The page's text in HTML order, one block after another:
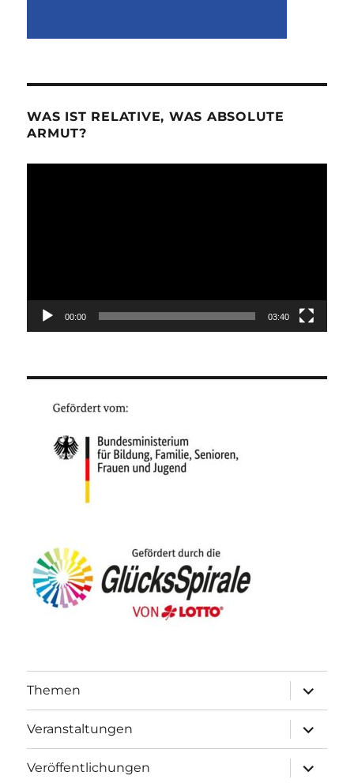
WAS IST RELATIVE, WAS ABSOLUTE
ARMUT?
00:00 03:40
Themen
öffnen
Veranstaltungen
öffnen
Veröffentlichungen
öffnen